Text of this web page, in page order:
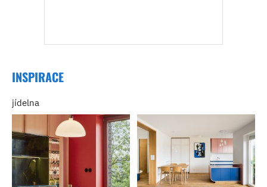
INSPIRACE
jídelna